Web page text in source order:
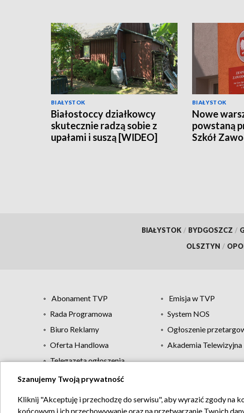
BIAŁYSTOK
Białostoccy działkowcy
skutecznie radzą sobie z
upałami i suszą [WIDEO]
BIAŁYSTOK
Nowe
powstaną
Szkół
BIAŁYSTOK / BYDGOSZCZ /
OLSZTYN /
Abonament TVP Emisja w TVP
Rada Programowa
System NOS
Biuro Reklamy
Ogłoszenie
Oferta Handlowa
Akademia Telewizyjna
Telegazeta ogłoszenia
Regulamin TVP
Szanujemy Twoją prywatność
Kliknij "Akceptuję i przechodzę do serwisu", aby wyrazić zgody na
końcowym i ich przechowywanie oraz na przetwarzanie Twoich